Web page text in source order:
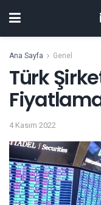
Ana Sayfa Genel
Türk
4 Kasım 2022